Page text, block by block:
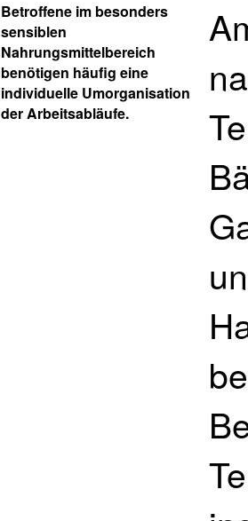
Betroffene im besonders
sensiblen
Nahrungsmittelbereich
benötigen häufig eine
individuelle Umorganisation
der Arbeitsabläufe.